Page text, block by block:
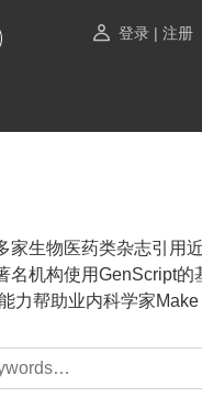
登录 | 注册
生物医药类杂志引用
机构使用GenScript的
力帮助业内科学家Make